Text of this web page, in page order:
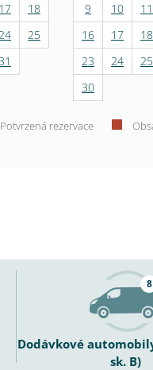
17
18
25
9
10
11
16
17
18
23
24
25
30
Potvrzená rezervace
Dodávkové
sk. B)
8